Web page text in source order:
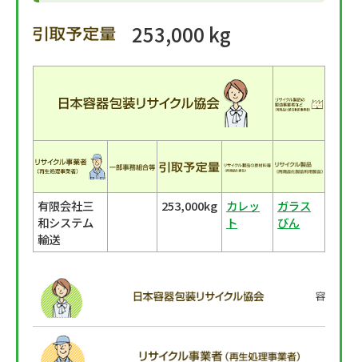
253,000 kg
有限会社三
和システム
輸送
253,000kg カレッ
ト
ガラス
びん